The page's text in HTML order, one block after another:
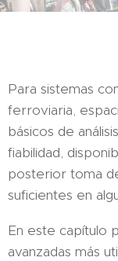
Para sistemas
ferroviaria,
básicos de
fiabilidad,
posterior toma
suficientes en
En este capítulo
avanzadas más